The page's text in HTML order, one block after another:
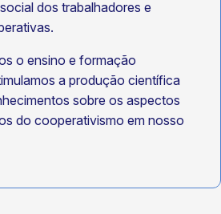
dos trabalhadores e
o ensino e formação
a produção científica
sobre os aspectos
do cooperativismo em nosso